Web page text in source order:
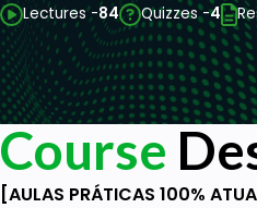
Lectures -84 Quizzes -4
Course
[AULAS PRÁTICAS 100%